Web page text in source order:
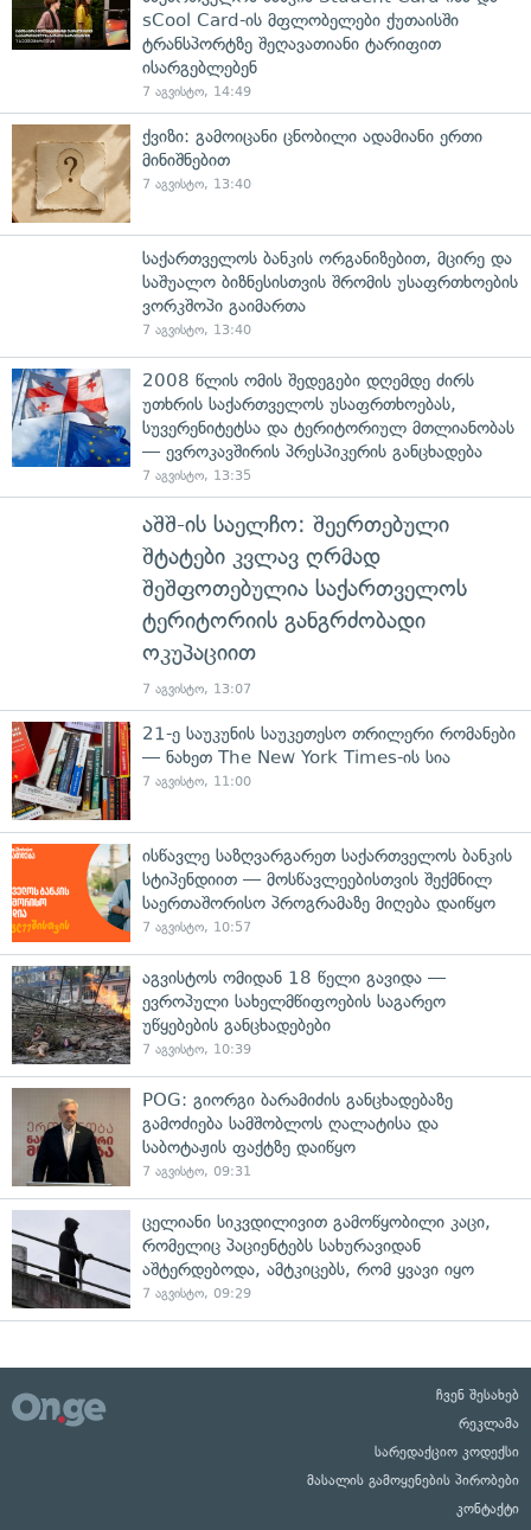
sCool Card-ის მფლობელები ქუთაისში
ტრანსპორტზე შეღავათიანი ტარიფით
ისარგებლებენ
7 აგვისტო, 14:49
ქვიზი: გამოიცანი ცნობილი ადამიანი ერთი
მინიშნებით
7 აგვისტო, 13:40
საქართველოს ბანკის ორგანიზებით, მცირე და
საშუალო ბიზნესისთვის შრომის უსაფრთხოების
ვორკშოპი გაიმართა
7 აგვისტო, 13:40
2008 წლის ომის შედეგები დღემდე ძირს
უთხრის საქართველოს უსაფრთხოებას,
სუვერენიტეტსა და ტერიტორიულ მთლიანობას
— ევროკავშირის პრესპიკერის განცხადება
7 აგვისტო, 13:35
აშშ-ის საელჩო: შეერთებული
შტატები კვლავ ღრმად
შეშფოთებულია საქართველოს
ტერიტორიის განგრძობადი
ოკუპაციით
7 აგვისტო, 13:07
21-ე საუკუნის საუკეთესო თრილერი რომანები
— ნახეთ The New York Times-ის სია
7 აგვისტო, 11:00
ისწავლე საზღვარგარეთ საქართველოს ბანკის
სტიპენდიით — მოსწავლეებისთვის შექმნილ
საერთაშორისო პროგრამაზე მიღება დაიწყო
7 აგვისტო, 10:57
აგვისტოს ომიდან 18 წელი გავიდა —
ევროპული სახელმწიფოების საგარეო
უწყებების განცხადებები
7 აგვისტო, 10:39
POG: გიორგი ბარამიძის განცხადებაზე
გამოძიება სამშობლოს ღალატისა და
საბოტაჟის ფაქტზე დაიწყო
7 აგვისტო, 09:31
ცელიანი სიკვდილივით გამოწყობილი კაცი,
რომელიც პაციენტებს სახურავიდან
აშტერდებოდა, ამტკიცებს, რომ ყვავი იყო
7 აგვისტო, 09:29
ჩვენ შესახებ
რეკლამა
სარედაქციო კოდექსი
მასალის გამოყენების პირობები
კონტაქტი